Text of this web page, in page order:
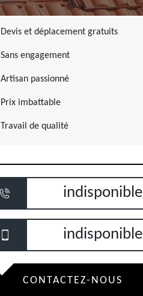
Devis et déplacement gratuits
Sans engagement
Artisan passionné
Prix imbattable
Travail de qualité
indisponible
indisponible
CONTACTEZ-NOUS